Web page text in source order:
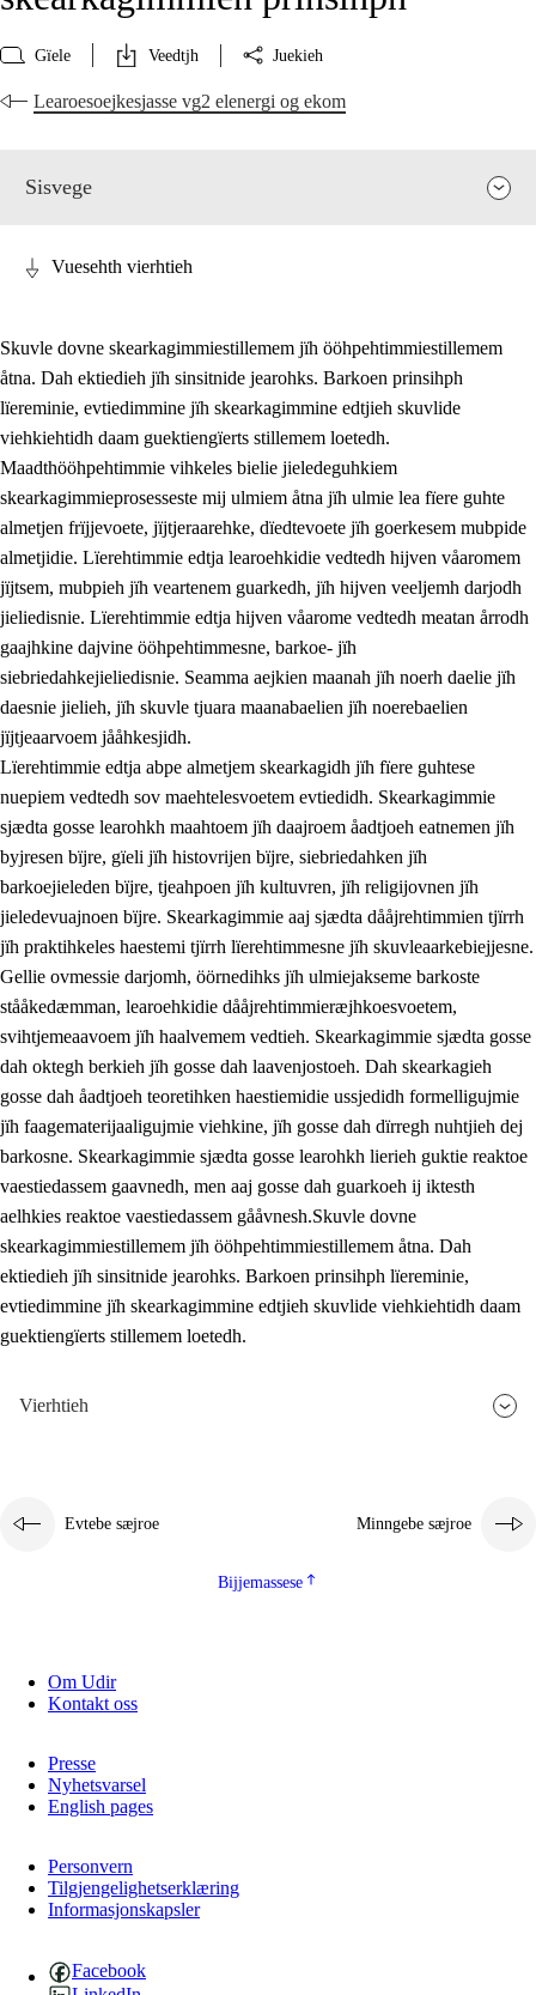
Gïele Veedtjh Juekieh
Learoesoejkesjasse vg2 elenergi og ekom
Sisvege
2. Lïeremen, evtiedimmien jïh skearkagimmien prinsihph
2.1 Sosijaale lïereme jïh evtiedimmie
2.2 Maahtoe faagine
2.3 Vihkeles tjiehpiesvoeth
2.4 Lïeredh lïeredh
Vuesehth vierhtieh
Skuvle dovne skearkagimmiestillemem jïh ööhpehtimmiestillemem
åtna. Dah ektiedieh jïh sinsitnide jearohks. Barkoen prinsihph
lïereminie, evtiedimmine jïh skearkagimmine edtjieh skuvlide
viehkiehtidh daam guektiengïerts stillemem loetedh.
Maadthööhpehtimmie vihkeles bielie jieledeguhkiem
skearkagimmieprosesseste mij ulmiem åtna jïh ulmie lea fïere guhte
almetjen frïjjevoete, jïjtjeraarehke, dïedtevoete jïh goerkesem mubpide
almetjidie. Lïerehtimmie edtja learoehkidie vedtedh hijven våaromem
jïjtsem, mubpieh jïh veartenem guarkedh, jïh hijven veeljemh darjodh
jieliedisnie. Lïerehtimmie edtja hijven våarome vedtedh meatan årrodh
gaajhkine dajvine ööhpehtimmesne, barkoe- jïh
siebriedahkejieliedisnie. Seamma aejkien maanah jïh noerh daelie jïh
daesnie jielieh, jïh skuvle tjuara maanabaelien jïh noerebaelien
jïjtjeaarvoem jååhkesjidh.
Lïerehtimmie edtja abpe almetjem skearkagidh jïh fïere guhtese
nuepiem vedtedh sov maehtelesvoetem evtiedidh. Skearkagimmie
sjædta gosse learohkh maahtoem jïh daajroem åadtjoeh eatnemen jïh
byjresen bïjre, gïeli jïh histovrijen bïjre, siebriedahken jïh
barkoejieleden bïjre, tjeahpoen jïh kultuvren, jïh religijovnen jïh
jieledevuajnoen bïjre. Skearkagimmie aaj sjædta dååjrehtimmien tjïrrh
jïh praktihkeles haestemi tjïrrh lïerehtimmesne jïh skuvleaarkebiejjesne.
Gellie ovmessie darjomh, öörnedihks jïh ulmiejakseme barkoste
stååkedæmman, learoehkidie dååjrehtimmieræjhkoesvoetem,
svihtjemeaavoem jïh haalvemem vedtieh. Skearkagimmie sjædta gosse
dah oktegh berkieh jïh gosse dah laavenjostoeh. Dah skearkagieh
gosse dah åadtjoeh teoretihken haestiemidie ussjedidh formelligujmie
jïh faagematerijaaligujmie viehkine, jïh gosse dah dïrregh nuhtjieh dej
barkosne. Skearkagimmie sjædta gosse learohkh lierieh guktie reaktoe
vaestiedassem gaavnedh, men aaj gosse dah guarkoeh ij iktesth
aelhkies reaktoe vaestiedassem gååvnesh.Skuvle dovne
skearkagimmiestillemem jïh ööhpehtimmiestillemem åtna. Dah
ektiedieh jïh sinsitnide jearohks. Barkoen prinsihph lïereminie,
evtiedimmine jïh skearkagimmine edtjieh skuvlide viehkiehtidh daam
guektiengïerts stillemem loetedh.
Vierhtieh
Evtebe sæjroe Minngebe sæjroe
Bijjemassese
Om Udir
Kontakt oss
Presse
Nyhetsvarsel
English pages
Personvern
Tilgjengelighetserklæring
Informasjonskapsler
Facebook